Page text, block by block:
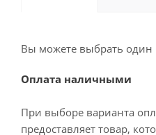
Вы можете выбрать один
Оплата наличными
При выборе варианта
предоставляет товар,